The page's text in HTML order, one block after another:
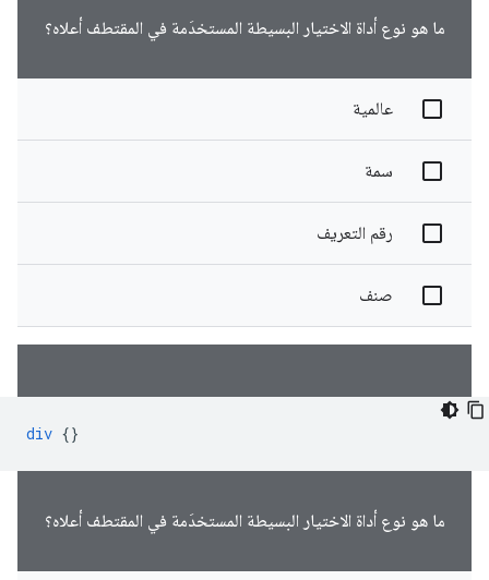
ما هو نوع أداة الاختيار البسيطة المستخدَمة في المقتطف أعلاه؟
عالمية
سمة
رقم التعريف
صنف
div {}
ما هو نوع أداة الاختيار البسيطة المستخدَمة في المقتطف أعلاه؟